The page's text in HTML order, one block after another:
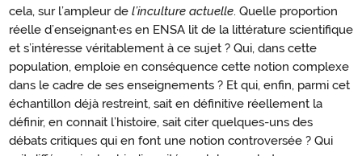
cela, sur l’ampleur de l’inculture actuelle. Quelle proportion
réelle d’enseignant·es en ENSA lit de la littérature scientifique
et s’intéresse véritablement à ce sujet ? Qui, dans cette
population, emploie en conséquence cette notion complexe
dans le cadre de ses enseignements ? Et qui, enfin, parmi cet
échantillon déjà restreint, sait en définitive réellement la
définir, en connait l’histoire, sait citer quelques-uns des
débats critiques qui en font une notion controversée ? Qui